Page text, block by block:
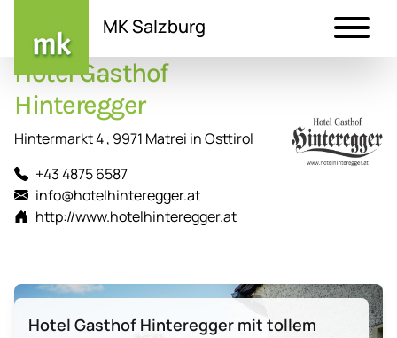
Inhalt
MK Salzburg
Hotel Gasthof
Hinteregger
Hintermarkt 4 , 9971 Matrei in Osttirol
+43 4875 6587
info@hotelhinteregger.at
http://www.hotelhinteregger.at
Hotel Gasthof Hinteregger mit tollem